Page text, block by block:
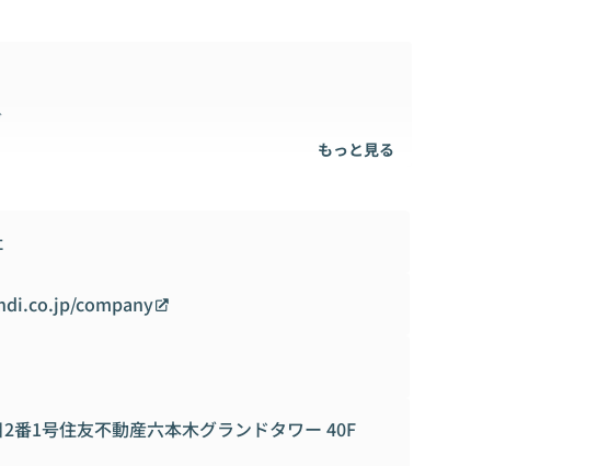
もっと見る
company
番1号住友不動産六本木グランドタワー 40F